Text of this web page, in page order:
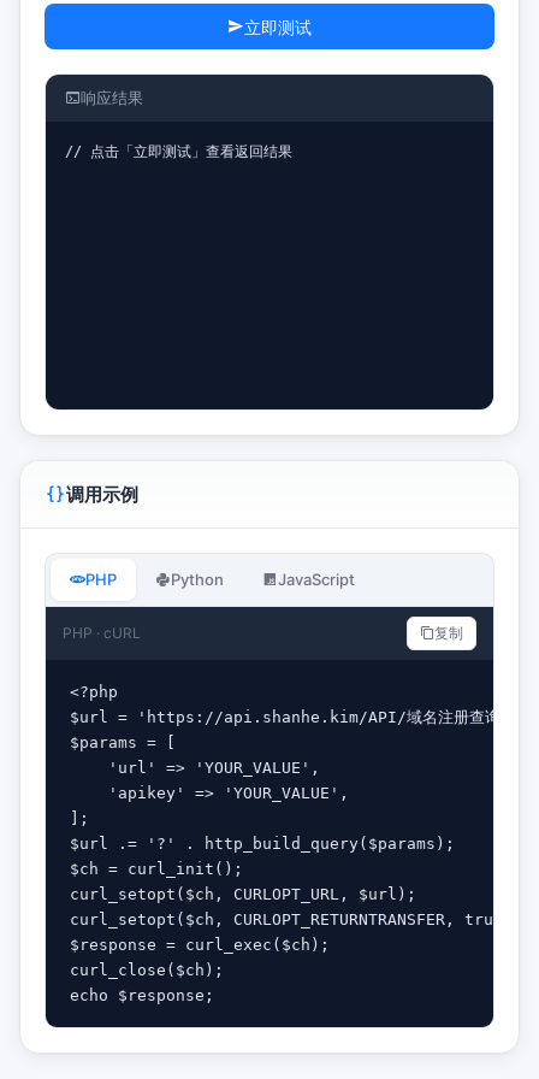
立即测试
响应结果
// 点击「立即测试」查看返回结果
调用示例
PHP Python JavaScript
PHP · cURL 复制
<?php
$url = 'https://api.shanhe.kim/API/域名注册查询
$params = [
    'url' => 'YOUR_VALUE',
    'apikey' => 'YOUR_VALUE',
];
$url .= '?' . http_build_query($params);
$ch = curl_init();
curl_setopt($ch, CURLOPT_URL, $url);
curl_setopt($ch, CURLOPT_RETURNTRANSFER, true);
$response = curl_exec($ch);
curl_close($ch);
echo $response;